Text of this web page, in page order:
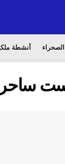
الصحراء أنشطة